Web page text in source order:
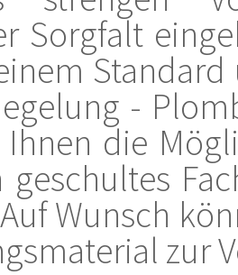
Sorgfalt
-
die
Wunsch
zur